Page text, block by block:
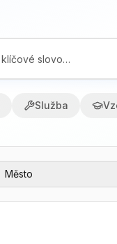
Služba
Město